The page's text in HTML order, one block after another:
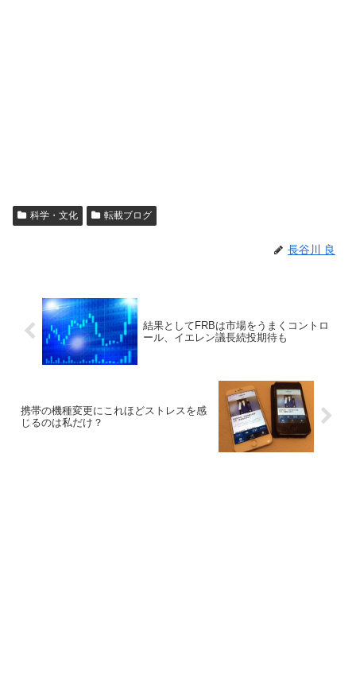
科学・文化 転載ブログ
長谷川 良
結果としてFRBは市場をうまくコントロ
ール、イエレン議長続投期待も
携帯の機種変更にこれほどストレスを感
じるのは私だけ？